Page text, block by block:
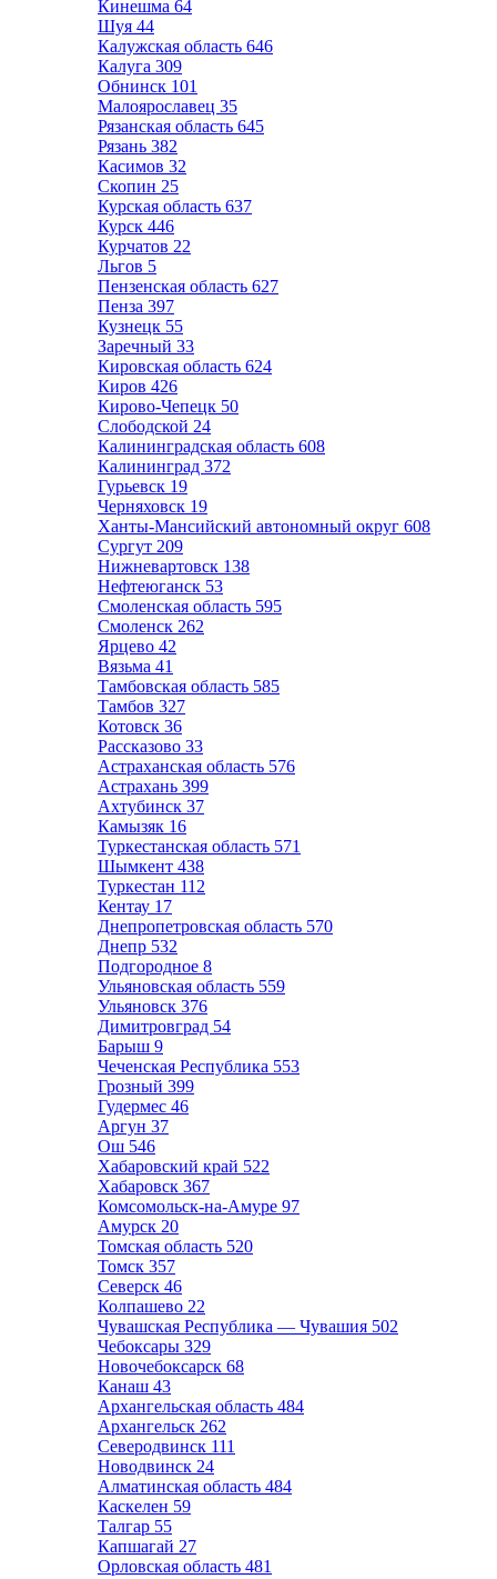
Кинешма 64
Шуя 44
Калужская область 646
Калуга 309
Обнинск 101
Малоярославец 35
Рязанская область 645
Рязань 382
Касимов 32
Скопин 25
Курская область 637
Курск 446
Курчатов 22
Льгов 5
Пензенская область 627
Пенза 397
Кузнецк 55
Заречный 33
Кировская область 624
Киров 426
Кирово-Чепецк 50
Слободской 24
Калининградская область 608
Калининград 372
Гурьевск 19
Черняховск 19
Ханты-Мансийский автономный округ 608
Сургут 209
Нижневартовск 138
Нефтеюганск 53
Смоленская область 595
Смоленск 262
Ярцево 42
Вязьма 41
Тамбовская область 585
Тамбов 327
Котовск 36
Рассказово 33
Астраханская область 576
Астрахань 399
Ахтубинск 37
Камызяк 16
Туркестанская область 571
Шымкент 438
Туркестан 112
Кентау 17
Днепропетровская область 570
Днепр 532
Подгородное 8
Ульяновская область 559
Ульяновск 376
Димитровград 54
Барыш 9
Чеченская Республика 553
Грозный 399
Гудермес 46
Аргун 37
Ош 546
Хабаровский край 522
Хабаровск 367
Комсомольск-на-Амуре 97
Амурск 20
Томская область 520
Томск 357
Северск 46
Колпашево 22
Чувашская Республика — Чувашия 502
Чебоксары 329
Новочебоксарск 68
Канаш 43
Архангельская область 484
Архангельск 262
Северодвинск 111
Новодвинск 24
Алматинская область 484
Каскелен 59
Талгар 55
Капшагай 27
Орловская область 481